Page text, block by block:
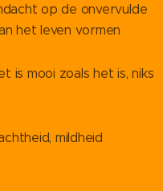
op de onvervulde
het leven vormen
is mooi zoals het is, niks
mildheid